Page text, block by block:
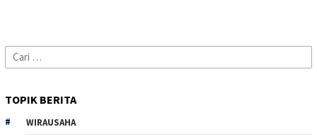
Cari
untuk:
TOPIK BERITA
WIRAUSAHA